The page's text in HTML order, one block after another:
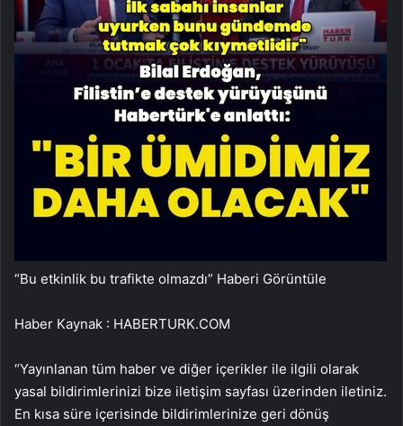
“Bu etkinlik bu trafikte olmazdı” Haberi Görüntüle
Haber Kaynak : HABERTURK.COM
“Yayınlanan tüm haber ve diğer içerikler ile ilgili olarak
yasal bildirimlerinizi bize iletişim sayfası üzerinden iletiniz.
En kısa süre içerisinde bildirimlerinize geri dönüş